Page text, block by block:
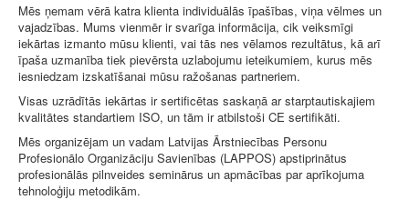
Mēs ņemam vērā katra klienta individuālās īpašības, viņa vēlmes un
vajadzības. Mums vienmēr ir svarīga informācija, cik veiksmīgi
iekārtas izmanto mūsu klienti, vai tās nes vēlamos rezultātus, kā arī
īpaša uzmanība tiek pievērsta uzlabojumu ieteikumiem, kurus mēs
iesniedzam izskatīšanai mūsu ražošanas partneriem.
Visas uzrādītās iekārtas ir sertificētas saskaņā ar starptautiskajiem
kvalitātes standartiem ISO, un tām ir atbilstoši CE sertifikāti.
Mēs organizējam un vadam Latvijas Ārstniecības Personu
Profesionālo Organizāciju Savienības (LAPPOS) apstiprinātus
profesionālās pilnveides seminārus un apmācības par aprīkojuma
tehnoloģiju metodikām.